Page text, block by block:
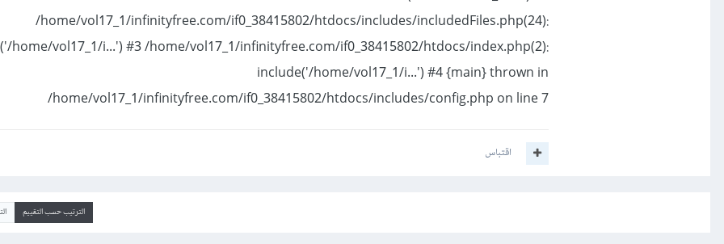
/home/vol17_1/infinityfree.com/if0_38415802/htdocs/includes/includedFiles.php(24):
home/vol17_1/i...') #3 /home/vol17_1/infinityfree.com/if0_38415802/htdocs/index.php(2):
include('/home/vol17_1/i...') #4 {main} thrown in
/home/vol17_1/infinityfree.com/if0_38415802/htdocs/includes/config.php on line 7
اقتباس
الترتيب حسب التقييم